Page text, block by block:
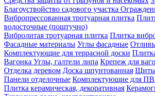
Благоуствойство садового участка
Вибропрессованная тротуарная плитка
водосточные (поштучно)
Вибролитая тротуарная плитка Плитка
Фасадные материалы Углы фасадные
Комплектующие для террасной доски
Вагонка Углы, галтели липа Крепеж для
Отделка деревом Доска шпунтованная Щиты
Панели отделочные Комплектующие для
Плитка керамическая, декоративная